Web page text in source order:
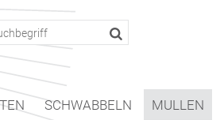
SCHWABBELN MULLEN